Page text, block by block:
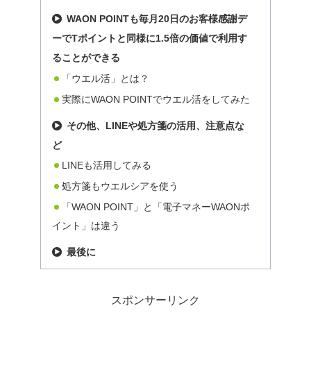
WAON POINTも毎月20日のお客様感謝デ
ーでTポイントと同様に1.5倍の価値で利用す
ることができる
「ウエル活」とは？
実際にWAON POINTでウエル活をしてみた
その他、LINEや処方箋の活用、注意点な
ど
LINEも活用してみる
処方箋もウエルシアを使う
「WAON POINT」と「電子マネーWAONポ
イント」は違う
最後に
スポンサーリンク